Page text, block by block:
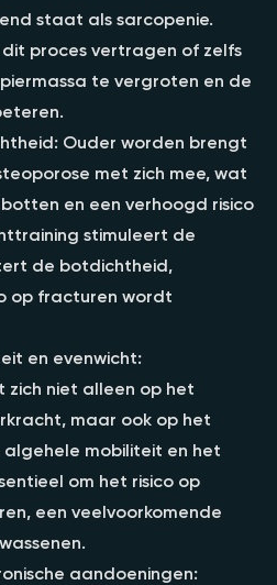
staat als sarcopenie.
proces vertragen of zelfs
te vergroten en de
Ouder worden brengt
met zich mee, wat
en een verhoogd risico
stimuleert de
de botdichtheid,
op fracturen wordt
en evenwicht:
zich niet alleen op het
maar ook op het
mobiliteit en het
om het risico op
een veelvoorkomende
aandoeningen: